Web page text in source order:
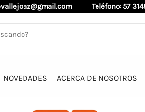
Teléfono: 57
NOVEDADES ACERCA DE NOSOTROS